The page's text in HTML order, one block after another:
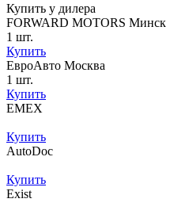
Купить у дилера
FORWARD MOTORS Минск
1 шт.
Купить
ЕвроАвто Москва
1 шт.
Купить
EMEX
Купить
AutoDoc
Купить
Exist